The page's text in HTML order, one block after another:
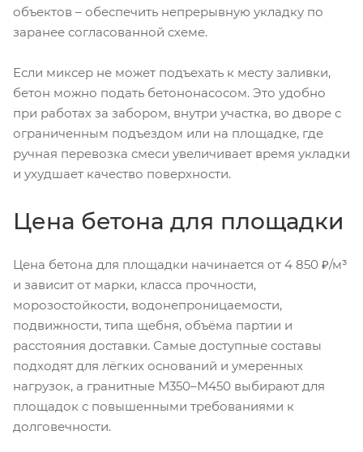
объектов – обеспечить непрерывную укладку по
заранее согласованной схеме.
Если миксер не может подъехать к месту заливки,
бетон можно подать бетононасосом. Это удобно
при работах за забором, внутри участка, во дворе с
ограниченным подъездом или на площадке, где
ручная перевозка смеси увеличивает время укладки
и ухудшает качество поверхности.
Цена бетона для площадки
Цена бетона для площадки начинается от 4 850 ₽/м³
и зависит от марки, класса прочности,
морозостойкости, водонепроницаемости,
подвижности, типа щебня, объёма партии и
расстояния доставки. Самые доступные составы
подходят для лёгких оснований и умеренных
нагрузок, а гранитные М350–М450 выбирают для
площадок с повышенными требованиями к
долговечности.